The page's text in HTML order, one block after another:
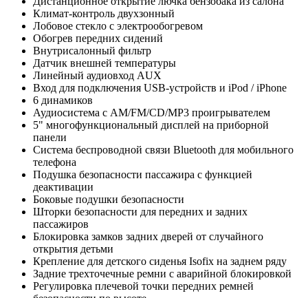
Климат-контроль двухзонный
Лобовое стекло с электрообогревом
Обогрев передних сидений
Внутрисалонный фильтр
Датчик внешней температуры
Линейный аудиовход AUX
Вход для подключения USB-устройств и iPod / iPhone
6 динамиков
Аудиосистема с AM/FM/CD/MP3 проигрывателем
5" многофункциональный дисплей на приборной
панели
Система беспроводной связи Bluetooth для мобильного
телефона
Подушка безопасности пассажира с функцией
деактивации
Боковые подушки безопасности
Шторки безопасности для передних и задних
пассажиров
Блокировка замков задних дверей от случайного
открытия детьми
Крепление для детского сиденья Isofix на заднем ряду
Задние трехточечные ремни с аварийной блокировкой
Регулировка плечевой точки передних ремней